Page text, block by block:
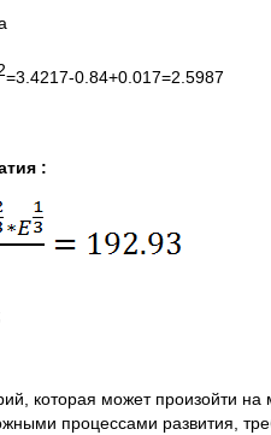
=3.4217-0.84+0.017=2.5987
:
которая может произойти
процессами развития,